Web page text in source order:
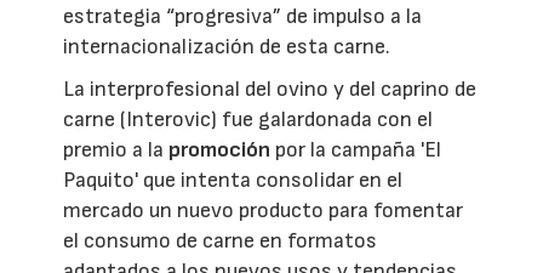
estrategia “progresiva” de impulso a la
internacionalización de esta carne.
La interprofesional del ovino y del caprino de
carne (Interovic) fue galardonada con el
premio a la promoción por la campaña 'El
Paquito' que intenta consolidar en el
mercado un nuevo producto para fomentar
el consumo de carne en formatos